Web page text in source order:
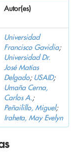
Autor(es)
Universidad
Francisco Gavidia;
Universidad Dr.
José Matías
Delgado; USAID;
Umaña Cerna,
Carlos A.;
Peñailillo, Miguel;
Iraheta, May Evelyn